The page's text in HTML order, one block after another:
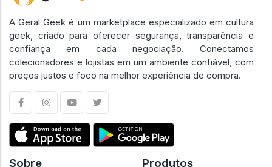
A Geral Geek é um marketplace especializado em cultura
geek, criado para oferecer segurança, transparência e
confiança em cada negociação. Conectamos
colecionadores e lojistas em um ambiente confiável, com
preços justos e foco na melhor experiência de compra.
Sobre Produtos